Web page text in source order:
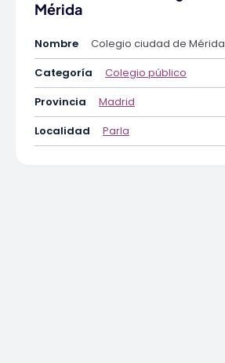
Mérida
Nombre
Colegio ciudad de Mérida
Categoría
Colegio público
Provincia
Madrid
Localidad
Parla